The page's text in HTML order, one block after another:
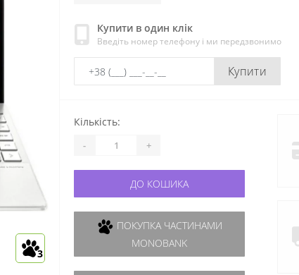
3
Купити в один клік
Введіть номер телефону і ми передзвонимо
Купити
Кількість:
- +
ДО КОШИКА
MONOBANK